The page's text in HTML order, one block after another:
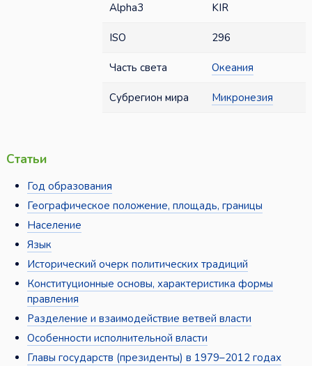
Alpha3 KIR
ISO 296
Часть света Океания
Субрегион мира Микронезия
Статьи
Год образования
Географическое положение, площадь, границы
Население
Язык
Исторический очерк политических традиций
Конституционные основы, характеристика формы
правления
Разделение и взаимодействие ветвей власти
Особенности исполнительной власти
Главы государств (президенты) в 1979–2012 годах